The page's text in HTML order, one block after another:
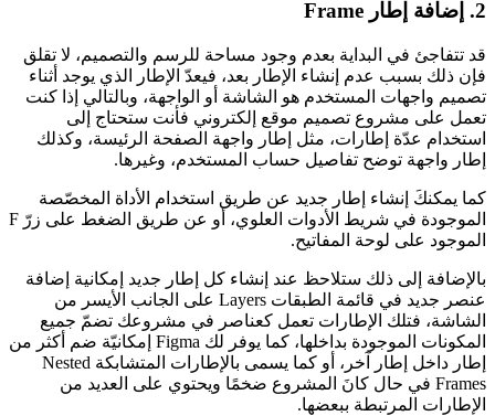
2. إضافة إطار Frame
قد تتفاجئ في البداية بعدم وجود مساحة للرسم والتصميم، لا تقلق
فإن ذلك بسبب عدم إنشاء الإطار بعد، فيعدّ الإطار الذي يوجد أثناء
تصميم واجهات المستخدم هو الشاشة أو الواجهة، وبالتالي إذا كنت
تعمل على مشروع تصميم موقع إلكتروني فأنت ستحتاج إلى
استخدام عدّة إطارات، مثل إطار واجهة الصفحة الرئيسة، وكذلك
إطار واجهة توضح تفاصيل حساب المستخدم، وغيرها.
كما يمكنكَ إنشاء إطار جديد عن طريق استخدام الأداة المخصّصة
الموجودة في شريط الأدوات العلوي، أو عن طريق الضغط على زرّ F
الموجود على لوحة المفاتيح.
بالإضافة إلى ذلك ستلاحظ عند إنشاء كل إطار جديد إمكانية إضافة
عنصر جديد في قائمة الطبقات Layers على الجانب الأيسر من
الشاشة، فتلك الإطارات تعمل كعناصر في مشروعك تضمّ جميع
المكونات الموجودة بداخلها، كما يوفر لك Figma إمكانيّة ضم أكثر من
إطار داخل إطار آخر، أو كما يسمى بالإطارات المتشابكة Nested
Frames في حال كانَ المشروع ضخمًا ويحتوي على العديد من
الإطارات المرتبطة ببعضها.